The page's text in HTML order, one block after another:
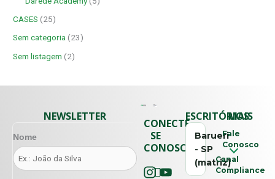
CASES (25)
Sem categoria (23)
Sem listagem (2)
CONECTE-
SE
CONOSCO
ESCRITÓRIOS
Barueri
- SP
(matriz)
MAIS
Fale
Conosco
Canal
Compliance
NEWSLETTER
Nome